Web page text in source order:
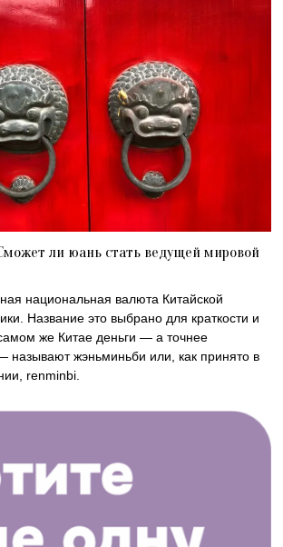
ли юань стать ведущей мировой
национальная валюта Китайской
Название это выбрано для краткости и
же Китае деньги — а точнее
называют жэньминьби или, как принято в
renminbi.